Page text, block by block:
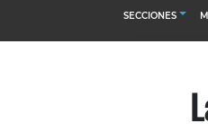
SECCIONES
Almacenes e